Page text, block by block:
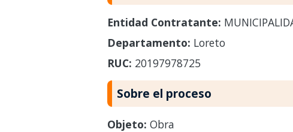
Entidad Contratante:
Departamento: Loreto
RUC: 20197978725
Sobre el proceso
Objeto: Obra